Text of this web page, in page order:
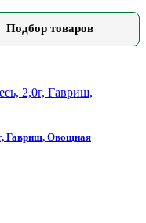
Подбор товаров
Гавриш, Овощная